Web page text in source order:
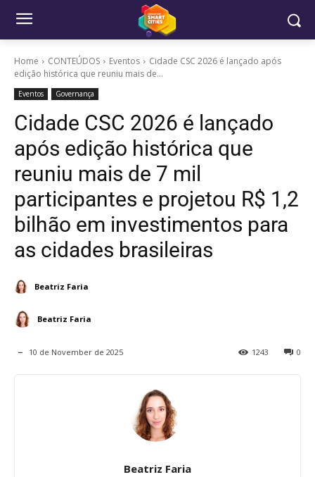
Home CONTEÚDOS Eventos
Cidade CSC 2026 é lançado após
edição histórica que reuniu mais de...
Eventos Governança
Cidade CSC 2026 é lançado
após edição histórica que
reuniu mais de 7 mil
participantes e projetou R$ 1,2
bilhão em investimentos para
as cidades brasileiras
Beatriz Faria
Beatriz Faria
10 de November de 2025 0
1243
Beatriz Faria